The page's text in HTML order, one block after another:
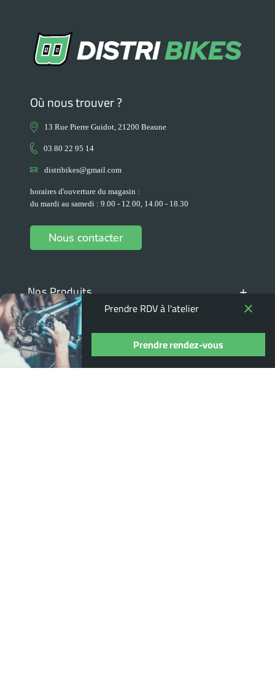
Prendre RDV à l'atelier
Prendre rendez-vous
Où nous trouver ?
13 Rue Pierre Guidot, 21200 Beaune
03 80 22 95 14
distribikes@gmail.com
horaires d'ouverture du magasin :
du mardi au samedi : 9.00 - 12.00, 14.00 - 18.30
Nous contacter
Nos Produits +
Nos marques +
Espace client